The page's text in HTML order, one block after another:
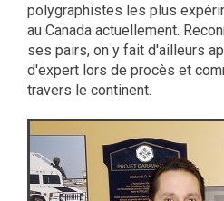
polygraphistes les plus
au Canada actuellement.
ses pairs, on y fait d'ailleurs
d'expert lors de procès et
travers le continent.